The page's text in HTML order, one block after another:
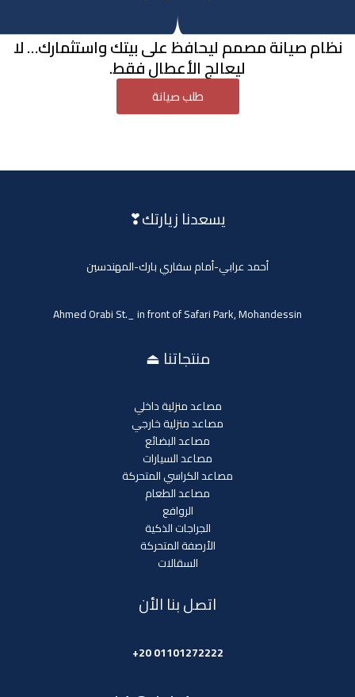
نظام صيانة مصمم ليحافظ على بيتك واستثمارك… لا
ليعالج الأعطال فقط.
طلب صيانة
يسعدنا زيارتك❣
أحمد عرابي-أمام سفاري بارك-المهندسين
Ahmed Orabi St._ in front of Safari Park, Mohandessin
منتجاتنا ⏏
مصاعد منزلية داخلي
مصاعد منزلية خارجي
مصاعد البضائع
مصاعد السيارات
مصاعد الكراسي المتحركة
مصاعد الطعام
الروافع
الجراجات الذكية
الأرصفة المتحركة
السقالات
اتصل بنا الأن
01101272222 20+